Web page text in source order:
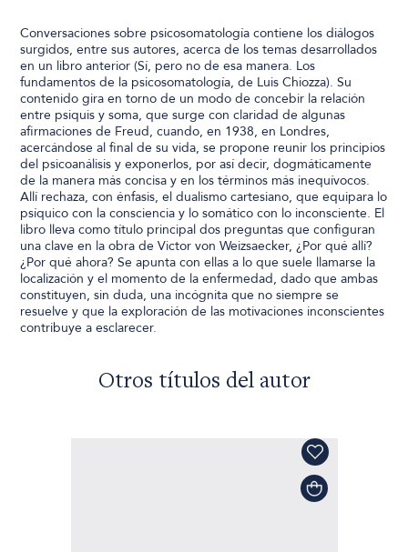
Conversaciones sobre psicosomatología contiene los diálogos
surgidos, entre sus autores, acerca de los temas desarrollados
en un libro anterior (Sí, pero no de esa manera. Los
fundamentos de la psicosomatología, de Luis Chiozza). Su
contenido gira en torno de un modo de concebir la relación
entre psiquis y soma, que surge con claridad de algunas
afirmaciones de Freud, cuando, en 1938, en Londres,
acercándose al final de su vida, se propone reunir los principios
del psicoanálisis y exponerlos, por así decir, dogmáticamente
de la manera más concisa y en los términos más inequívocos.
Allí rechaza, con énfasis, el dualismo cartesiano, que equipara lo
psíquico con la consciencia y lo somático con lo inconsciente. El
libro lleva como título principal dos preguntas que configuran
una clave en la obra de Victor von Weizsaecker, ¿Por qué allí?
¿Por qué ahora? Se apunta con ellas a lo que suele llamarse la
localización y el momento de la enfermedad, dado que ambas
constituyen, sin duda, una incógnita que no siempre se
resuelve y que la exploración de las motivaciones inconscientes
contribuye a esclarecer.
Otros títulos del autor